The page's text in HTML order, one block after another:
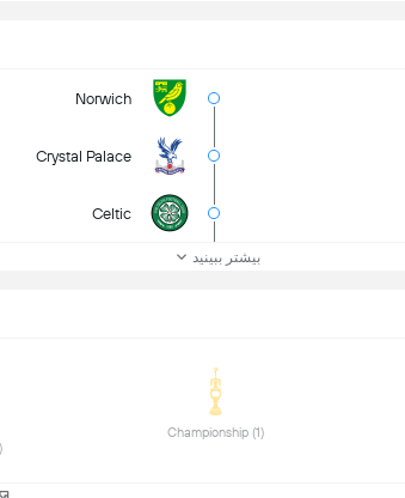
Norwich
Crystal Palace
Celtic
بیشتر ببینید
Championship (1)